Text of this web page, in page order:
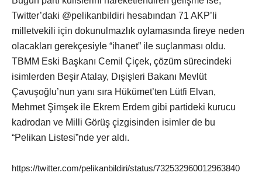
Twitter’daki @pelikanbildiri hesabından 71 AKP’li
milletvekili için dokunulmazlık oylamasında fireye neden
olacakları gerekçesiyle “ihanet” ile suçlanması oldu.
TBMM Eski Başkanı Cemil Çiçek, çözüm sürecindeki
isimlerden Beşir Atalay, Dışişleri Bakanı Mevlüt
Çavuşoğlu’nun yanı sıra Hükümet’ten Lütfi Elvan,
Mehmet Şimşek ile Ekrem Erdem gibi partideki kurucu
kadrodan ve Milli Görüş çizgisinden isimler de bu
“Pelikan Listesi”nde yer aldı.
https://twitter.com/pelikanbildiri/status/732532960012963840